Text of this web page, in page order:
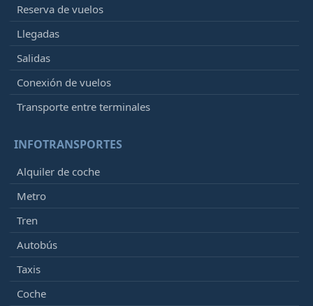
Reserva de vuelos
Llegadas
Salidas
Conexión de vuelos
Transporte entre terminales
INFOTRANSPORTES
Alquiler de coche
Metro
Tren
Autobús
Taxis
Coche